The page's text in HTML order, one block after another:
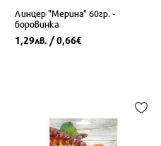
Линцер "Мерина" 60гр. -
боровинка
1,29лв. / 0,66€